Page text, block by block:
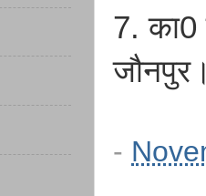
7. का0
-